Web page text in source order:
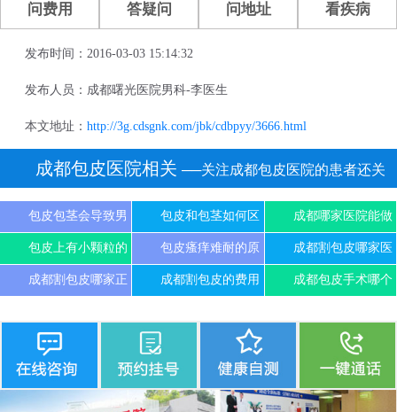
问费用 答疑问 问地址 看疾病
发布时间：2016-03-03 15:14:32
发布人员：成都曙光医院男科-李医生
本文地址： http://3g.cdsgnk.com/jbk/cdbpyy/3666.html
成都包皮医院相关 ──关注成都包皮医院的患者还关
注
包皮包茎会导致男 包皮和包茎如何区 成都哪家医院能做
包皮上有小颗粒的 包皮瘙痒难耐的原 成都割包皮哪家医
成都割包皮哪家正 成都割包皮的费用 成都包皮手术哪个